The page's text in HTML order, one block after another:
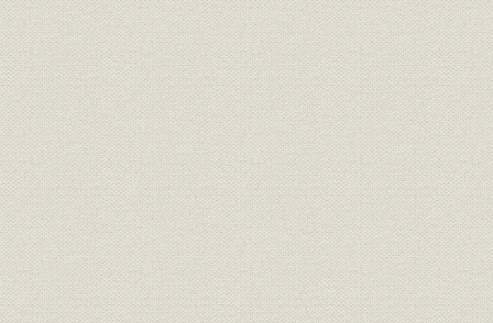
売上;経営
小作料累年比較、石当リ売上単
価
明治38年
売上;経営 昭和三年度小作料 昭和3年
売上;経営 昭和三年小作料 昭和3年
売上;経営 一反歩当リ小作料ト投資 小作料 明治38年
投資 一反歩当リ小作料ト投資 投資 明治38年